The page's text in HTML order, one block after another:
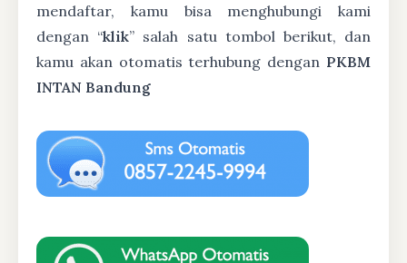
mendaftar, kamu bisa menghubungi kami
dengan “klik” salah satu tombol berikut, dan
kamu akan otomatis terhubung dengan PKBM
INTAN Bandung